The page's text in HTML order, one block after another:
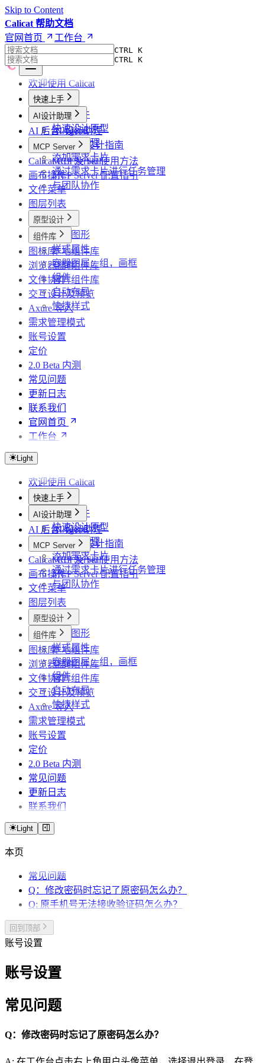
Skip to Content
Calicat 帮助文档
官网首页
工作台
CTRL K
CTRL K
欢迎使用 Calicat
快速上手
创建文件
快速设计原型
使用AI助理
添加需求卡片
通过需求卡片进行任务管理
与团队协作
AI设计助理
AI 设计助理
高效 AI 设计指南
AI 后台 Agents
MCP Server
MCP Server 使用方法
MCP Server 配置指引
Calicat CLI 及 Skill
画布操作
文件菜单
图层列表
原型设计
基础图形
样式属性
容器图层：组，画框
组件
自动布局
快捷样式
组件库
本地组件库
空间组件库
官方组件库
图标库
浏览器插件
文件协作
交互设计及预览
Axure 导入
需求管理模式
账号设置
定价
2.0 Beta 内测
常见问题
更新日志
联系我们
官网首页
工作台
Light
欢迎使用 Calicat
快速上手
创建文件
快速设计原型
使用AI助理
添加需求卡片
通过需求卡片进行任务管理
与团队协作
AI设计助理
AI 设计助理
高效 AI 设计指南
AI 后台 Agents
MCP Server
MCP Server 使用方法
MCP Server 配置指引
Calicat CLI 及 Skill
画布操作
文件菜单
图层列表
原型设计
基础图形
样式属性
容器图层：组，画框
组件
自动布局
快捷样式
组件库
本地组件库
空间组件库
官方组件库
图标库
浏览器插件
文件协作
交互设计及预览
Axure 导入
需求管理模式
账号设置
定价
2.0 Beta 内测
常见问题
更新日志
联系我们
Light
本页
常见问题
Q：修改密码时忘记了原密码怎么办？
Q: 原手机号无法接收验证码怎么办？
回到顶部
账号设置
账号设置
常见问题
Q：修改密码时忘记了原密码怎么办？